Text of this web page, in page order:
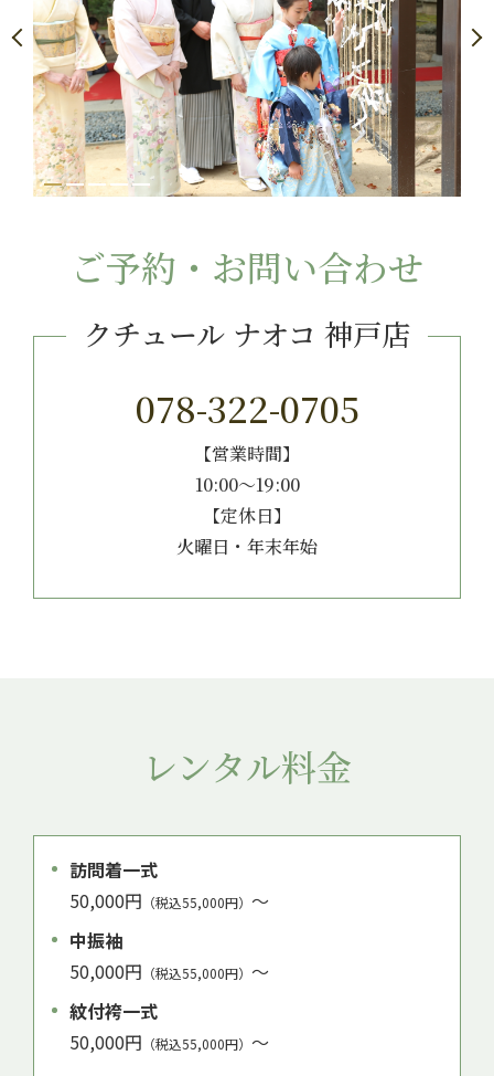
ご予約・お問い合わせ
クチュール ナオコ 神戸店
078-322-0705
【営業時間】
10:00～19:00
【定休日】
火曜日・年末年始
レンタル料金
訪問着一式
50,000円 （税込55,000円） ～
中振袖
50,000円 （税込55,000円） ～
紋付袴一式
50,000円 （税込55,000円） ～